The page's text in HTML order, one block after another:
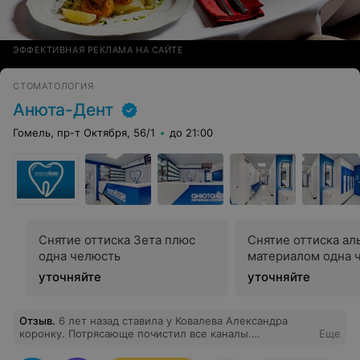
ЭФФЕКТИВНАЯ РЕКЛАМА НА САЙТЕ
СТОМАТОЛОГИЯ
Анюта-Дент
Гомель, пр-т Октября, 56/1 до 21:00
Снятие оттиска Зета плюс
одна челюсть
уточняйте
Снятие оттиска
материалом одна
уточняйте
Отзыв. 6 лет назад ставила у Ковалева Александра
коронку. Потрясающе почистил все каналы.
Еще